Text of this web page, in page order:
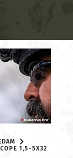
1,5-5X32